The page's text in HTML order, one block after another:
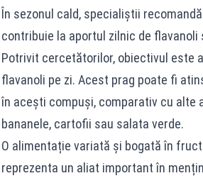
În sezonul cald, specialiștii
contribuie la aportul zilnic de
Potrivit cercetătorilor, obiectivul este
flavanoli pe zi. Acest prag poate fi
în acești compuși, comparativ cu alte
bananele, cartofii sau salata verde.
O alimentație variată și bogată în
reprezenta un aliat important în